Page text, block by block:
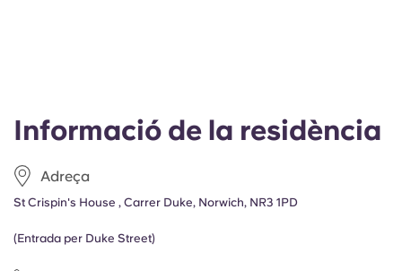
Informació de la residència
Adreça
St Crispin's House , Carrer Duke, Norwich, NR3 1PD
(Entrada per Duke Street)